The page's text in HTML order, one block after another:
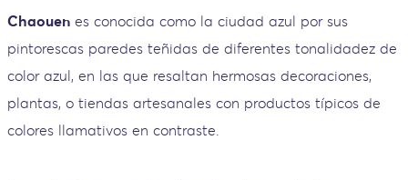
Chaouen es conocida como la ciudad azul por sus
pintorescas paredes teñidas de diferentes tonalidadez de
color azul, en las que resaltan hermosas decoraciones,
plantas, o tiendas artesanales con productos típicos de
colores llamativos en contraste.